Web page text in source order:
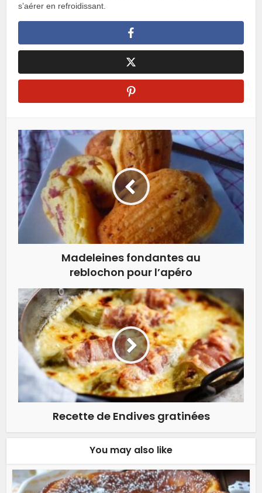
s’aérer en refroidissant.
Madeleines fondantes au
reblochon pour l’apéro
Recette de Endives gratinées
You may also like